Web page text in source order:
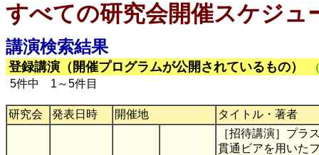
すべての研究会開催スケジュ
講演検索結果
登録講演（開催プログラムが公開されているもの）
5件中 1～5件目
研究会 発表日時 開催地 タイトル・著者
［招待講演］プラ
貫通ビアを用いた